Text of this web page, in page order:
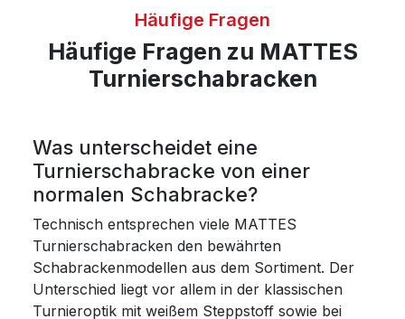
Häufige Fragen
Häufige Fragen zu MATTES
Turnierschabracken
Was unterscheidet eine
Turnierschabracke von einer
normalen Schabracke?
Technisch entsprechen viele MATTES
Turnierschabracken den bewährten
Schabrackenmodellen aus dem Sortiment. Der
Unterschied liegt vor allem in der klassischen
Turnieroptik mit weißem Steppstoff sowie bei